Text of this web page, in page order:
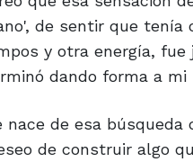
de sentir que tenía
y otra energía, fue
dando forma a mi
nace de esa búsqueda
de construir algo